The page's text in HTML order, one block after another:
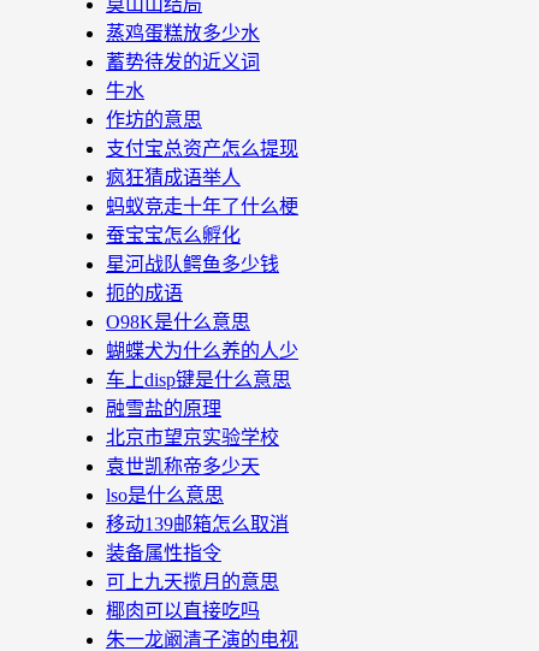
莫山山结局
蒸鸡蛋糕放多少水
蓄势待发的近义词
牛水
作坊的意思
支付宝总资产怎么提现
疯狂猜成语举人
蚂蚁竞走十年了什么梗
蚕宝宝怎么孵化
星河战队鳄鱼多少钱
扼的成语
O98K是什么意思
蝴蝶犬为什么养的人少
车上disp键是什么意思
融雪盐的原理
北京市望京实验学校
袁世凯称帝多少天
lso是什么意思
移动139邮箱怎么取消
装备属性指令
可上九天揽月的意思
椰肉可以直接吃吗
朱一龙阚清子演的电视